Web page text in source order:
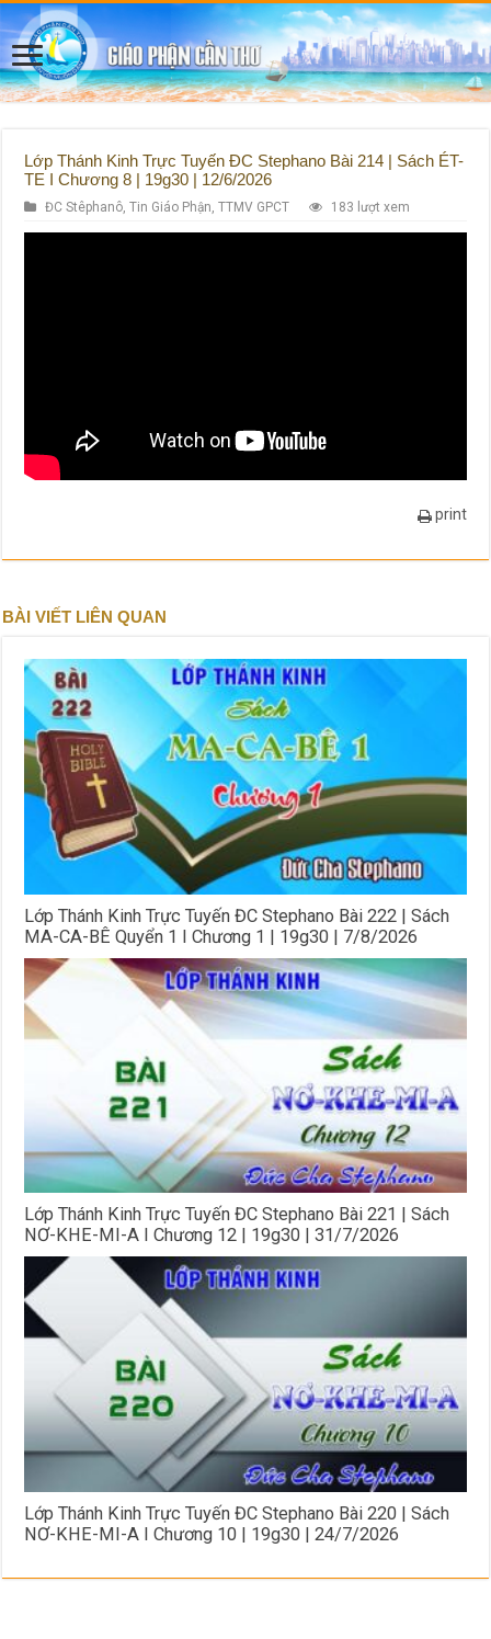
Lớp Thánh Kinh Trực Tuyến ĐC Stephano Bài 214 | Sách ÉT-
TE I Chương 8 | 19g30 | 12/6/2026
ĐC Stêphanô ,Tin Giáo Phận ,TTMV GPCT 183 lượt xem
print
BÀI VIẾT LIÊN QUAN
Lớp Thánh Kinh Trực Tuyến ĐC Stephano Bài 222 | Sách
MA-CA-BÊ Quyển 1 I Chương 1 | 19g30 | 7/8/2026
Lớp Thánh Kinh Trực Tuyến ĐC Stephano Bài 221 | Sách
NƠ-KHE-MI-A I Chương 12 | 19g30 | 31/7/2026
Lớp Thánh Kinh Trực Tuyến ĐC Stephano Bài 220 | Sách
NƠ-KHE-MI-A I Chương 10 | 19g30 | 24/7/2026